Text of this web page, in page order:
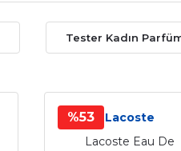
Tester Kadın
%53
Lacoste
Lacoste Eau De